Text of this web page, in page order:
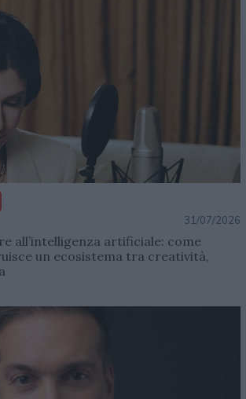
31/07/2026
all’intelligenza artificiale: come
un ecosistema tra creatività,